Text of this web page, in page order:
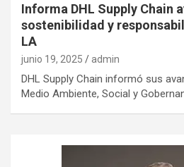
Informa DHL Supply Chain
sostenibilidad y
LA
junio 19, 2025 admin
DHL Supply Chain informó sus
Medio Ambiente, Social y